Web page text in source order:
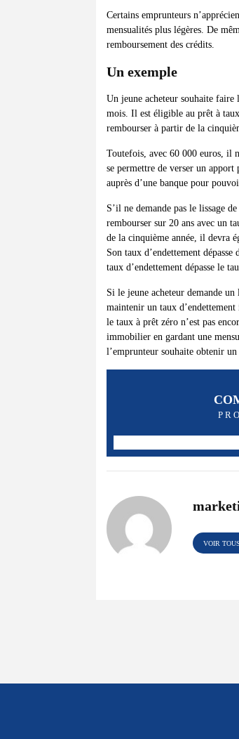
Certains emprunteurs
mensualités plus légères. De
remboursement des crédits.
Un exemple
Un jeune acheteur souhaite
mois. Il est éligible au prêt à
rembourser à partir de la
Toutefois, avec 60 000 euros, il
se permettre de verser un
auprès d’une banque pour
S’il ne demande pas le lissage
rembourser sur 20 ans avec un
de la cinquième année, il devra
Son taux d’endettement
taux d’endettement dépasse le
Si le jeune acheteur demande
maintenir un taux
le taux à prêt zéro n’est pas
immobilier en gardant une
l’emprunteur souhaite obtenir
VOIR